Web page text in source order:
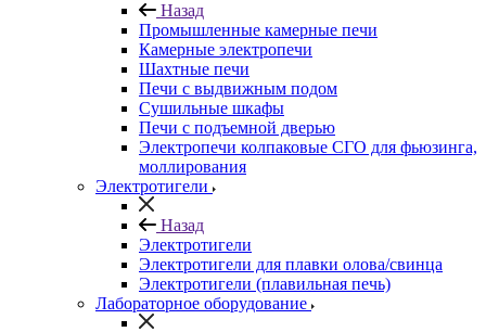
Назад
Промышленные камерные печи
Камерные электропечи
Шахтные печи
Печи с выдвижным подом
Сушильные шкафы
Печи с подъемной дверью
Электропечи колпаковые СГО для фьюзинга,
моллирования
Электротигели
Назад
Электротигели
Электротигели для плавки олова/свинца
Электротигели (плавильная печь)
Лабораторное оборудование